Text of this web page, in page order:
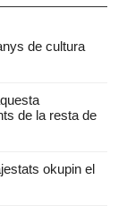
de cultura
de la resta de
okupin el